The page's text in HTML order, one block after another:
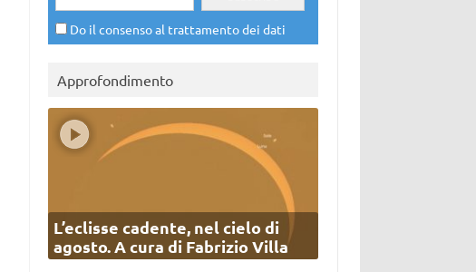
Do il consenso al trattamento dei dati
Approfondimento
L’eclisse cadente, nel cielo di
agosto. A cura di Fabrizio Villa